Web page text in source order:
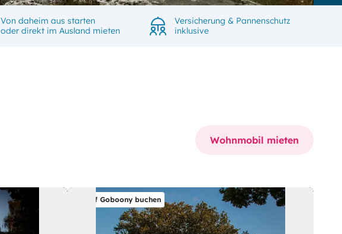
Von daheim aus starten
oder direkt im Ausland mieten
Versicherung & Pannenschutz
inklusive
Wohnmobil mieten
Auf Goboony buchen